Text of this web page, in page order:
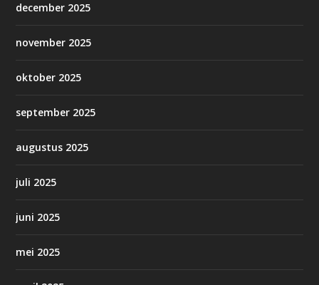
december 2025
november 2025
oktober 2025
september 2025
augustus 2025
juli 2025
juni 2025
mei 2025